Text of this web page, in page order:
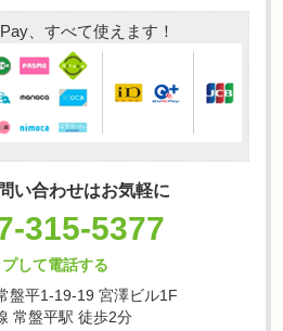
、すべて使えます！
い合わせはお気軽に
315-5377
して電話する
盤平1-19-19 宮澤ビル1F
常盤平駅 徒歩2分